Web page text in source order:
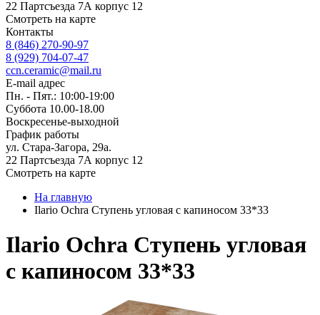
22 Партсъезда 7А корпус 12
Смотреть на карте
Контакты
8 (846) 270-90-97
8 (929) 704-07-47
ccn.ceramic@mail.ru
E-mail адрес
Пн. - Пят.: 10:00-19:00
Суббота 10.00-18.00
Воскресенье-выходной
График работы
ул. Стара-Загора, 29а.
22 Партсъезда 7А корпус 12
Смотреть на карте
На главную
Ilario Ochra Ступень угловая с капиносом 33*33
Ilario Ochra Ступень угловая
с капиносом 33*33